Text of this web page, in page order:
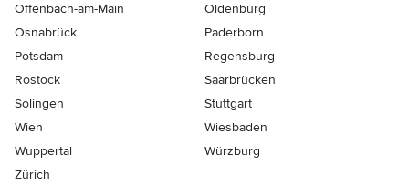
Offenbach-am-Main
Oldenburg
Osnabrück
Paderborn
Potsdam
Regensburg
Rostock
Saarbrücken
Solingen
Stuttgart
Wien
Wiesbaden
Wuppertal
Würzburg
Zürich